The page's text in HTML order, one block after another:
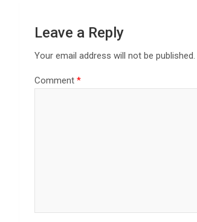
Leave a Reply
Your email address will not be published.
Comment *